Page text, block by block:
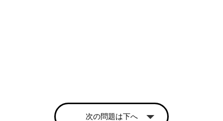
次の問題は下へ